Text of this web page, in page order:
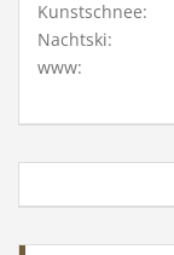
Kunstschnee:
Nachtski:
www: